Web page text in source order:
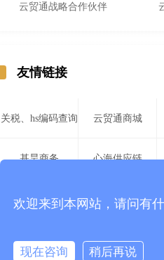
云贸通战略合作伙伴
友情链接
关税、hs编码查询 云贸通商城
基昊商务 心海供应链
博来珍品 心航报关
康索特关务咨询 欧高国际
欢迎来到本网站，请问有
现在咨询 稍后再说